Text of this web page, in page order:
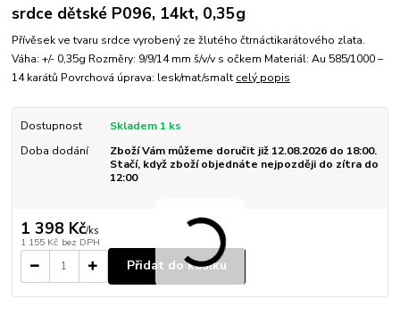
srdce dětské P096, 14kt, 0,35g
Přívěsek ve tvaru srdce vyrobený ze žlutého čtrnáctikarátového zlata.
Váha: +/- 0,35g Rozměry: 9/9/14 mm š/v/v s očkem Materiál: Au 585/1000 –
14 karátů Povrchová úprava: lesk/mat/smalt celý popis
Dostupnost
Skladem 1 ks
Doba dodání
Zboží Vám můžeme doručit již 12.08.2026 do 18:00.
Stačí, když zboží objednáte nejpozději do zítra do
12:00
1 398 Kč/ks
1 155 Kč bez DPH
Přidat do košíku